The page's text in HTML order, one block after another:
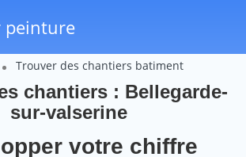
peinture
Trouver des chantiers batiment
chantiers : Bellegarde-
sur-valserine
votre chiffre